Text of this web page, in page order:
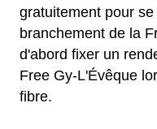
gratuitement pour
branchement de la
d'abord fixer un
Free Gy-L'Évêque
fibre.